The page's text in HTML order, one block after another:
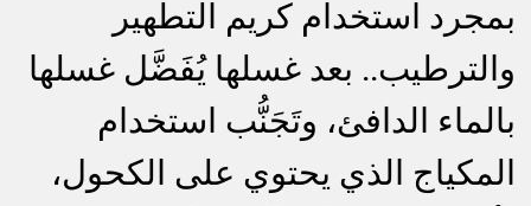
بمجرد استخدام كريم التطهير
والترطيب.. بعد غسلها يُفَضَّل غسلها
بالماء الدافئ، وتَجَنُّب استخدام
المكياج الذي يحتوي على الكحول،